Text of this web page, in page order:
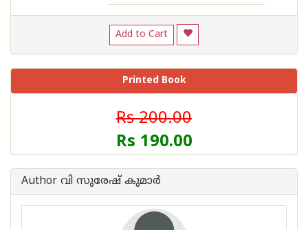
Add to Cart
Printed Book
Rs 200.00
Rs 190.00
Author വി സുരേഷ് കുമാര്‍